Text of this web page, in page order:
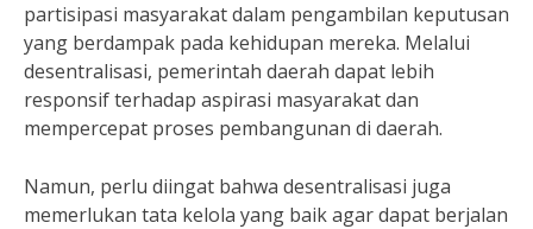
partisipasi masyarakat dalam pengambilan keputusan
yang berdampak pada kehidupan mereka. Melalui
desentralisasi, pemerintah daerah dapat lebih
responsif terhadap aspirasi masyarakat dan
mempercepat proses pembangunan di daerah.
Namun, perlu diingat bahwa desentralisasi juga
memerlukan tata kelola yang baik agar dapat berjalan